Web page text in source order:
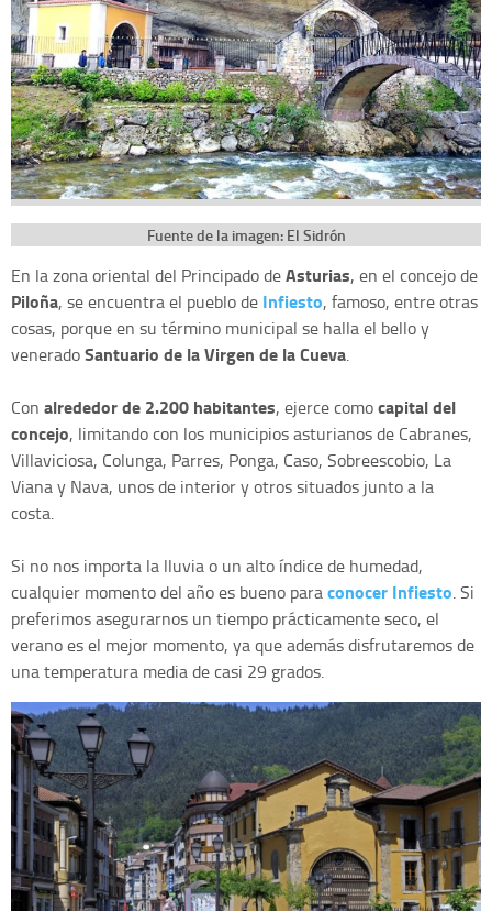
Fuente de la imagen: El Sidrón
En la zona oriental del Principado deAsturias, en el concejo de
Piloña, se encuentra el pueblo de Infiesto, famoso, entre otras
cosas, porque en su término municipal se halla el bello y
veneradoSantuario de la Virgen de la Cueva.
Con alrededor de 2.200 habitantes, ejerce comocapital del
concejo, limitando con los municipios asturianos de Cabranes,
Villaviciosa, Colunga, Parres, Ponga, Caso, Sobreescobio, La
Viana y Nava, unos de interior y otros situados junto a la
costa.
Si no nos importa la lluvia o un alto índice de humedad,
cualquier momento del año es bueno paraconocer Infiesto. Si
preferimos asegurarnos un tiempo prácticamente seco, el
verano es el mejor momento, ya que además disfrutaremos de
una temperatura media de casi 29 grados.